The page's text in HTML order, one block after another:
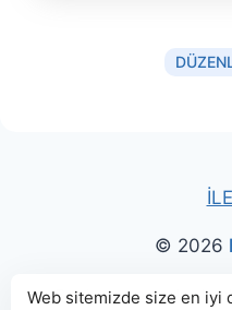
© 2026
Bu sitede paylaşılan
Web sitemizde size en iyi